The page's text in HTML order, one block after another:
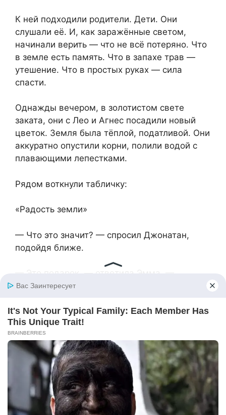
К ней подходили родители. Дети. Они
слушали её. И, как заражённые светом,
начинали верить — что не всё потеряно. Что
в земле есть память. Что в запахе трав —
утешение. Что в простых руках — сила
спасти.
Однажды вечером, в золотистом свете
заката, они с Лео и Агнес посадили новый
цветок. Земля была тёплой, податливой. Они
аккуратно опустили корни, полили водой с
плавающими лепестками.
Рядом воткнули табличку:
«Радость земли»
— Что это значит? — спросил Джонатан,
подойдя ближе.
Нашему саду. Нашей семье.
— А название?
— Я придумал, — гордо заявил Лео. —
Потому что даже когда вокруг всё серое и
холодное, этот цветок напоминает: радость
— она живая. Она растёт.
Джонатан опустился на колени, взял дочь за
руку, посмотрел в её глаза. Впервые за